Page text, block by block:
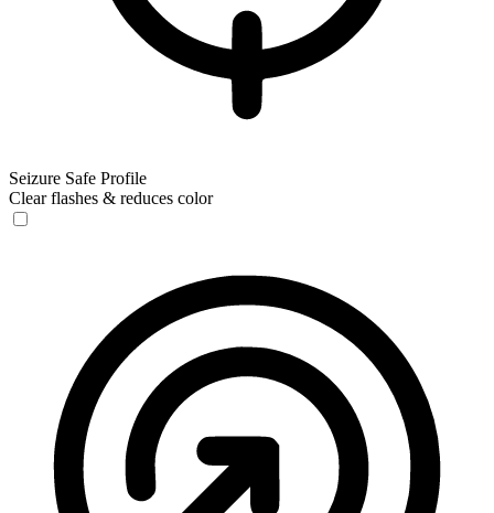
Seizure Safe Profile
Clear flashes & reduces color